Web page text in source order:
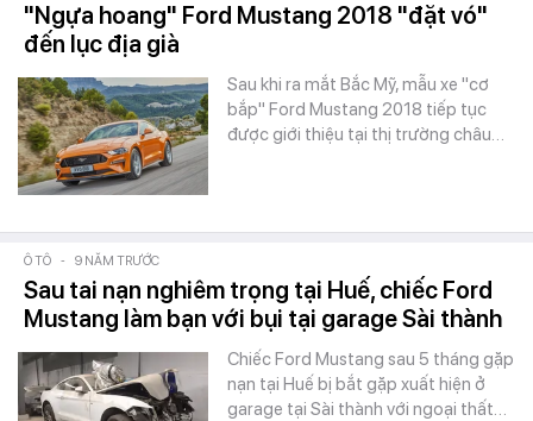
"Ngựa hoang" Ford Mustang 2018 "đặt vó"
đến lục địa già
Sau khi ra mắt Bắc Mỹ, mẫu xe "cơ
bắp" Ford Mustang 2018 tiếp tục
được giới thiệu tại thị trường châu…
Ô TÔ - 9 NĂM TRƯỚC
Sau tai nạn nghiêm trọng tại Huế, chiếc Ford
Mustang làm bạn với bụi tại garage Sài thành
Chiếc Ford Mustang sau 5 tháng gặp
nạn tại Huế bị bắt gặp xuất hiện ở
garage tại Sài thành với ngoại thất…